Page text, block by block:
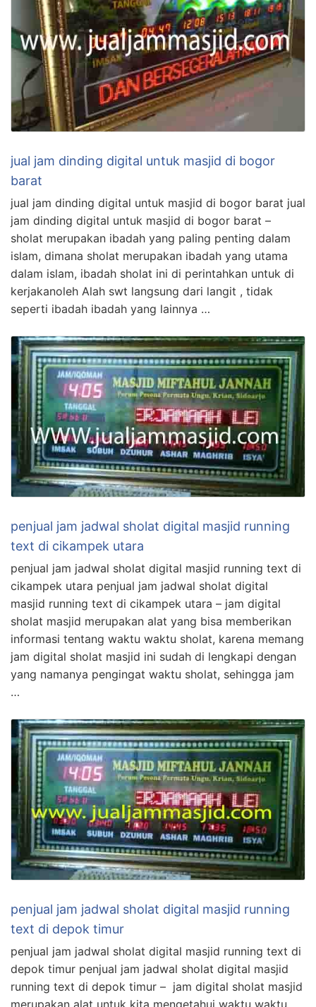
jual jam dinding digital untuk masjid di bogor
barat
jual jam dinding digital untuk masjid di bogor barat jual
jam dinding digital untuk masjid di bogor barat –
sholat merupakan ibadah yang paling penting dalam
islam, dimana sholat merupakan ibadah yang utama
dalam islam, ibadah sholat ini di perintahkan untuk di
kerjakanoleh Alah swt langsung dari langit , tidak
seperti ibadah ibadah yang lainnya …
penjual jam jadwal sholat digital masjid running
text di cikampek utara
penjual jam jadwal sholat digital masjid running text di
cikampek utara penjual jam jadwal sholat digital
masjid running text di cikampek utara – jam digital
sholat masjid merupakan alat yang bisa memberikan
informasi tentang waktu waktu sholat, karena memang
jam digital sholat masjid ini sudah di lengkapi dengan
yang namanya pengingat waktu sholat, sehingga jam
…
penjual jam jadwal sholat digital masjid running
text di depok timur
penjual jam jadwal sholat digital masjid running text di
depok timur penjual jam jadwal sholat digital masjid
running text di depok timur – jam digital sholat masjid
merupakan alat untuk kita mengetahui waktu waktu